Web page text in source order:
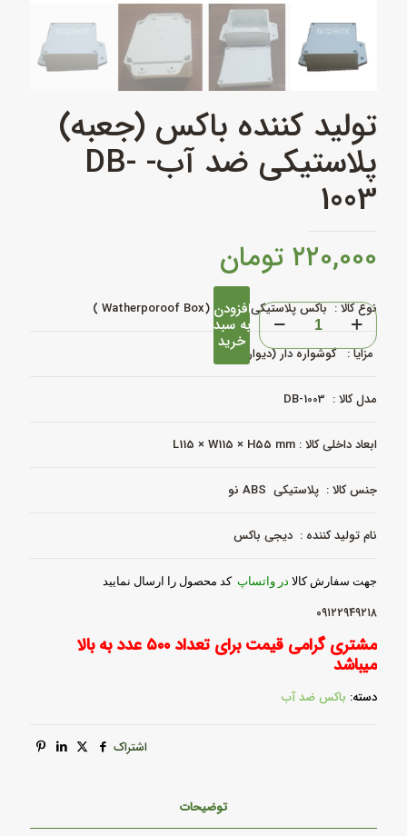
تولید کننده باکس (جعبه)
پلاستیکی ضد آب- DB-
1003
۲۲۰,۰۰۰ تومان
نوع کالا : باکس پلاستیکی ضد آب (Watherporoof Box )
مزایا : گوشواره دار (دیواری )
مدل کالا : DB-1003
ابعاد داخلی کالا : L115 × W115 × H55 mm
جنس کالا : پلاستیکی ABS نو
نام تولید کننده : دیجی باکس
جهت سفارش کالا در واتساپکد محصول را ارسال نمایید
۰۹۱۲۲۹۴۹۲۱۸
مشتری گرامی قیمت برای تعداد ۵۰۰ عدد به بالا
میباشد
تولید
کننده
باکس
(جعبه)
ضد
آب-
1003
افزودن
به سبد
خرید
دسته: باکس ضد آب
اشتراک
توضیحات